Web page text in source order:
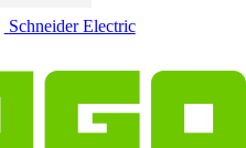
Schneider Electric